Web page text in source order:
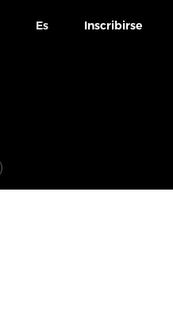
Es Inscribirse